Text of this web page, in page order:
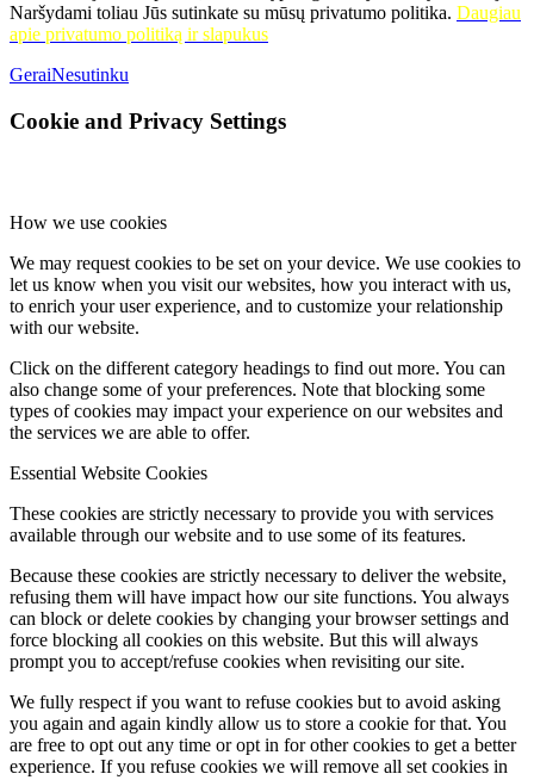
Naršydami toliau Jūs sutinkate su mūsų privatumo politika. Daugiau
apie privatumo politiką ir slapukus
GeraiNesutinku
Cookie and Privacy Settings
How we use cookies
We may request cookies to be set on your device. We use cookies to
let us know when you visit our websites, how you interact with us,
to enrich your user experience, and to customize your relationship
with our website.
Click on the different category headings to find out more. You can
also change some of your preferences. Note that blocking some
types of cookies may impact your experience on our websites and
the services we are able to offer.
Essential Website Cookies
These cookies are strictly necessary to provide you with services
available through our website and to use some of its features.
Because these cookies are strictly necessary to deliver the website,
refusing them will have impact how our site functions. You always
can block or delete cookies by changing your browser settings and
force blocking all cookies on this website. But this will always
prompt you to accept/refuse cookies when revisiting our site.
We fully respect if you want to refuse cookies but to avoid asking
you again and again kindly allow us to store a cookie for that. You
are free to opt out any time or opt in for other cookies to get a better
experience. If you refuse cookies we will remove all set cookies in